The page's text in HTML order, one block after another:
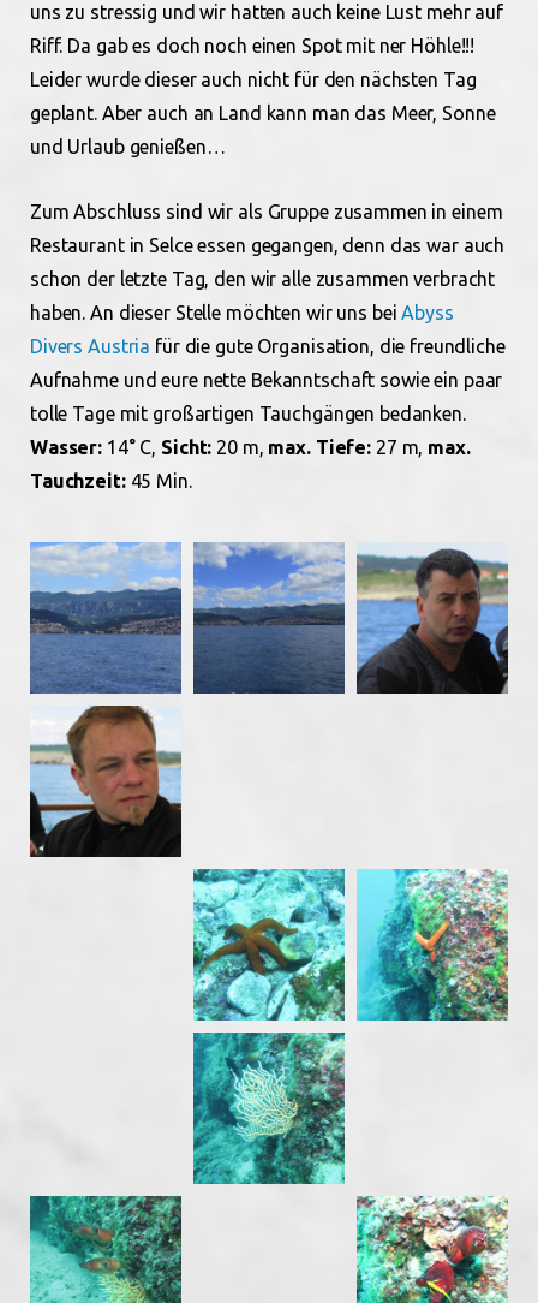
uns zu stressig und wir hatten auch keine Lust mehr auf
Riff. Da gab es doch noch einen Spot mit ner Höhle!!!
Leider wurde dieser auch nicht für den nächsten Tag
geplant. Aber auch an Land kann man das Meer, Sonne
und Urlaub genießen…
Zum Abschluss sind wir als Gruppe zusammen in einem
Restaurant in Selce essen gegangen, denn das war auch
schon der letzte Tag, den wir alle zusammen verbracht
haben. An dieser Stelle möchten wir uns beiAbyss
Divers Austria für die gute Organisation, die freundliche
Aufnahme und eure nette Bekanntschaft sowie ein paar
tolle Tage mit großartigen Tauchgängen bedanken.
Wasser: 14° C, Sicht: 20 m, max. Tiefe: 27 m, max.
Tauchzeit:45 Min.